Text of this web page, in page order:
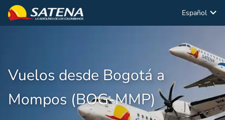
Español
Vuelos desde Bogotá a
Mompos (BOG-MMP)